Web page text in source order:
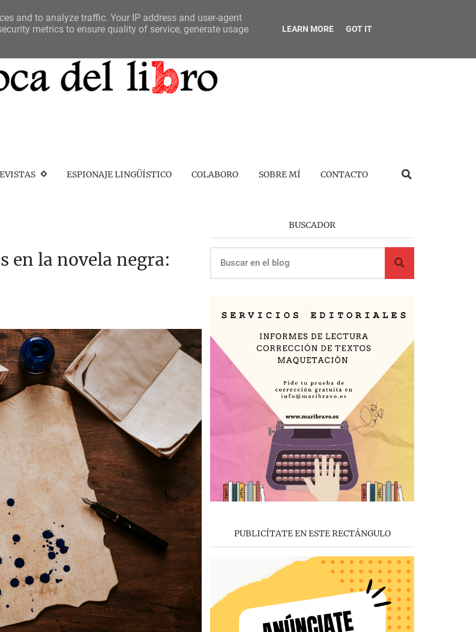
ESPIONAJE LINGÜÍSTICO COLABORO SOBRE MÍ CONTACTO
en la novela negra:
BUSCADOR
PUBLICÍTATE EN ESTE RECTÁNGULO
and to analyze traffic. Your IP address and user-agent
metrics to ensure quality of service, generate usage
LEARN MORE GOT IT